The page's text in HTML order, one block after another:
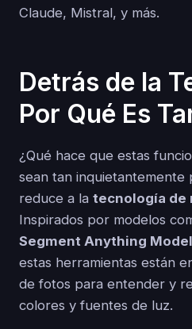
Claude, Mistral, y más.
Detrás de la
Por Qué Es
¿Qué hace que estas
sean tan inquietantemente
reduce a la tecnología de
Inspirados por modelos
Segment Anything
estas herramientas están
de fotos para entender y
colores y fuentes de luz.